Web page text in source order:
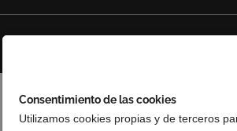
Consentimiento de las cookies
Utilizamos cookies propias y de terceros